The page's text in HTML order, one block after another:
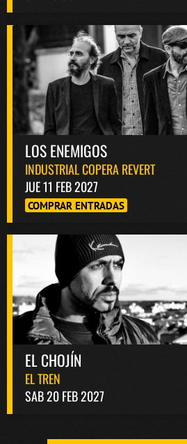
LOS ENEMIGOS
INDUSTRIAL COPERA REVERT
JUE 11 FEB 2027
COMPRAR ENTRADAS
EL CHOJÍN
EL TREN
SAB 20 FEB 2027